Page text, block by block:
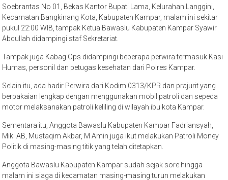
Soebrantas No 01, Bekas Kantor Bupati Lama, Kelurahan Langgini,
Kecamatan Bangkinang Kota, Kabupaten Kampar, malam ini sekitar
pukul 22:00 WIB, tampak Ketua Bawaslu Kabupaten Kampar Syawir
Abdullah didampingi staf Sekretariat.
Tampak juga Kabag Ops didampingi beberapa perwira termasuk Kasi
Humas, personil dan petugas kesehatan dari Polres Kampar.
Selain itu, ada hadir Perwira dari Kodim 0313/KPR dan prajurit yang
berpakaian lengkap dengan menggunakan mobil patroli dan sepeda
motor melaksanakan patroli keliling di wilayah ibu kota Kampar.
Sementara itu, Anggota Bawaslu Kabupaten Kampar Fadriansyah,
Miki AB, Mustaqim Akbar, M Amin juga ikut melakukan Patroli Money
Politik di masing-masing titik yang telah ditetapkan.
Anggota Bawaslu Kabupaten Kampar sudah sejak sore hingga
malam ini siaga di kecamatan masing-masing turun melakukan